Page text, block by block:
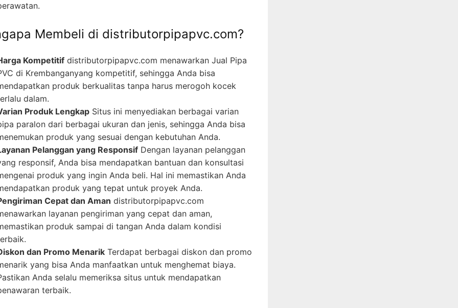
Membeli di distributorpipapvc.com?
Kompetitif distributorpipapvc.com menawarkan Jual Pipa
di Krembanganyang kompetitif, sehingga Anda bisa
produk berkualitas tanpa harus merogoh kocek
dalam.
Produk Lengkap Situs ini menyediakan berbagai varian
paralon dari berbagai ukuran dan jenis, sehingga Anda bisa
produk yang sesuai dengan kebutuhan Anda.
Pelanggan yang Responsif Dengan layanan pelanggan
responsif, Anda bisa mendapatkan bantuan dan konsultasi
produk yang ingin Anda beli. Hal ini memastikan Anda
produk yang tepat untuk proyek Anda.
Cepat dan Aman distributorpipapvc.com
layanan pengiriman yang cepat dan aman,
produk sampai di tangan Anda dalam kondisi
dan Promo Menarik Terdapat berbagai diskon dan promo
yang bisa Anda manfaatkan untuk menghemat biaya.
Anda selalu memeriksa situs untuk mendapatkan
terbaik.